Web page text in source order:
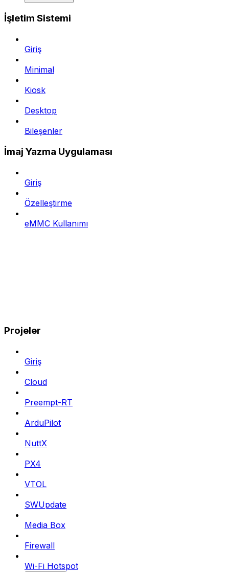
İşletim Sistemi
Giriş
Minimal
Kiosk
Desktop
Bileşenler
İmaj Yazma Uygulaması
Giriş
Özelleştirme
eMMC Kullanımı
Projeler
Giriş
Cloud
Preempt-RT
ArduPilot
NuttX
PX4
VTOL
SWUpdate
Media Box
Firewall
Wi-Fi Hotspot